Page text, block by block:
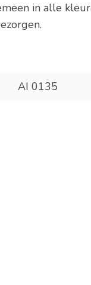
in alle
AI 0135